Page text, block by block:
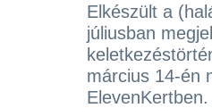
Elkészült a
júliusban
március 14-én